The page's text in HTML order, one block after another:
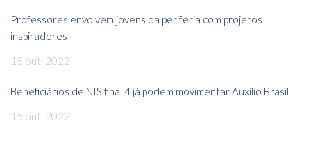
Professores envolvem jovens da periferia com projetos
inspiradores
15 out, 2022
Beneficiários de NIS final 4 já podem movimentar Auxílio Brasil
15 out, 2022